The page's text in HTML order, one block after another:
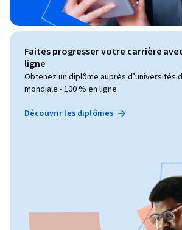
Faites progresser votre carrière
ligne
Obtenez un diplôme auprès d’universités
mondiale - 100 % en ligne
Découvrir les diplômes